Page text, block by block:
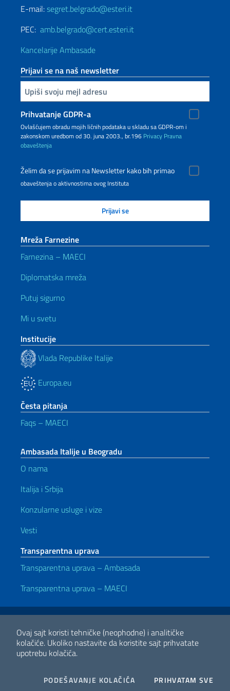
Ovaj sajt koristi tehničke (neophodne) i analitičke
kolačiće. Ukoliko nastavite da koristite sajt prihvatate
upotrebu kolačića.
PODEŠAVANJE KOLAČIĆA COOKIESPRIHVATAM SVE
E-mail:segret.belgrado@esteri.it
PEC: amb.belgrado@cert.esteri.it
Kancelarije Ambasade
Prijavi se na naš newsletter
Upiši vaš imejl
Prihvatanje GDPR-a
Ovlašćujem obradu mojih ličnih podataka u skladu sa GDPR-om i
zakonskom uredbom od 30. juna 2003., br.196 Privacy Pravna
obaveštenja
Želim da se prijavim na Newsletter kako bih primao
obaveštenja o aktivnostima ovog Instituta
Mreža Farnezine
Farnezina – MAECI
Diplomatska mreža
Putuj sigurno
Mi u svetu
Institucije
Vlada Republike Italije
Europa.eu
Česta pitanja
Faqs – MAECI
Ambasada Italije u Beogradu
O nama
Italija i Srbija
Konzularne usluge i vize
Vesti
Transparentna uprava
Transparentna uprava – Ambasada
Transparentna uprava – MAECI
Korisni linkovi
Internazionale